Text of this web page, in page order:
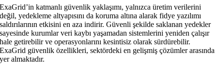
ExaGrid’in katmanlı güvenlik yaklaşımı, yalnızca üretim verilerini
değil, yedekleme altyapısını da koruma altına alarak fidye yazılımı
saldırılarının etkisini en aza indirir. Güvenli şekilde saklanan yedekler
sayesinde kurumlar veri kaybı yaşamadan sistemlerini yeniden çalışır
hale getirebilir ve operasyonlarını kesintisiz olarak sürdürebilir.
ExaGrid güvenlik özellikleri, sektördeki en gelişmiş çözümler arasında
yer almaktadır.